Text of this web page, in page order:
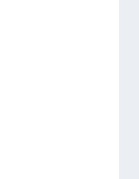
выбор